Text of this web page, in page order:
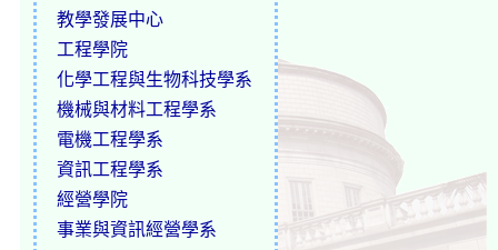
教學發展中心
工程學院
化學工程與生物科技學系
機械與材料工程學系
電機工程學系
資訊工程學系
經營學院
事業與資訊經營學系